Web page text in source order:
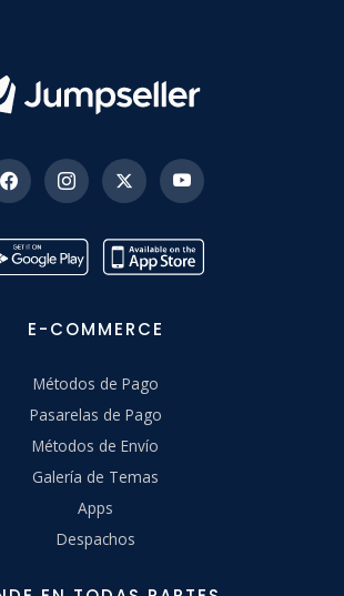
E-COMMERCE
Métodos de Pago
Pasarelas de Pago
Métodos de Envío
Galería de Temas
Apps
Despachos